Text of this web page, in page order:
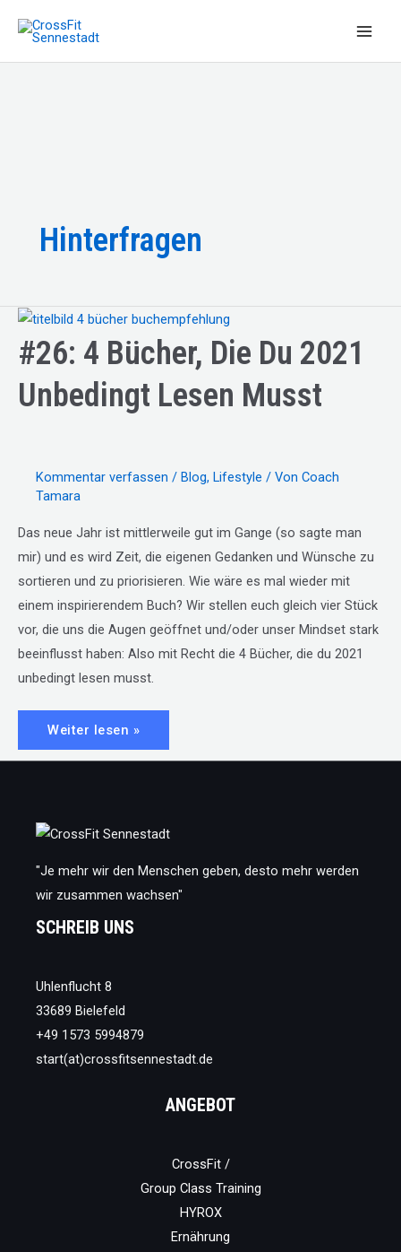
Inhalt
springen
Hinterfragen
#26: 4 Bücher, Die Du 2021
Unbedingt Lesen Musst
Kommentar verfassen / Blog, Lifestyle / Von Coach
Tamara
Das neue Jahr ist mittlerweile gut im Gange (so sagte man
mir) und es wird Zeit, die eigenen Gedanken und Wünsche zu
sortieren und zu priorisieren. Wie wäre es mal wieder mit
einem inspirierendem Buch? Wir stellen euch gleich vier Stück
vor, die uns die Augen geöffnet und/oder unser Mindset stark
beeinflusst haben: Also mit Recht die 4 Bücher, die du 2021
unbedingt lesen musst.
#26:
Bücher,
die
musst
Weiter lesen »
"Je mehr wir den Menschen geben, desto mehr werden
wir zusammen wachsen"
SCHREIB UNS
Uhlenflucht 8
33689 Bielefeld
+49 1573 5994879
start(at)crossfitsennestadt.de
ANGEBOT
CrossFit /
Group Class Training
HYROX
Ernährung